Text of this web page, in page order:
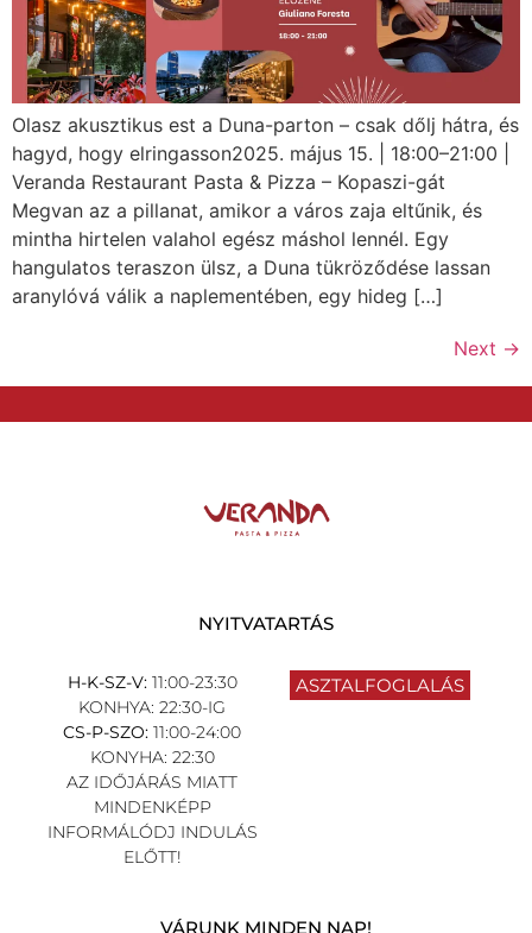
Olasz akusztikus est a Duna-parton – csak dőlj hátra, és
hagyd, hogy elringasson2025. május 15. | 18:00–21:00 |
Veranda Restaurant Pasta & Pizza – Kopaszi-gát
Megvan az a pillanat, amikor a város zaja eltűnik, és
mintha hirtelen valahol egész máshol lennél. Egy
hangulatos teraszon ülsz, a Duna tükröződése lassan
aranylóvá válik a naplementében, egy hideg […]
Next →
NYITVATARTÁS
H-K-SZ-V: 11:00-23:30
KONHYA: 22:30-IG
CS-P-SZO: 11:00-24:00
KONYHA: 22:30
AZ IDŐJÁRÁS MIATT
MINDENKÉPP
INFORMÁLÓDJ INDULÁS
ELŐTT!
ASZTALFOGLALÁS
VÁRUNK MINDEN NAP!